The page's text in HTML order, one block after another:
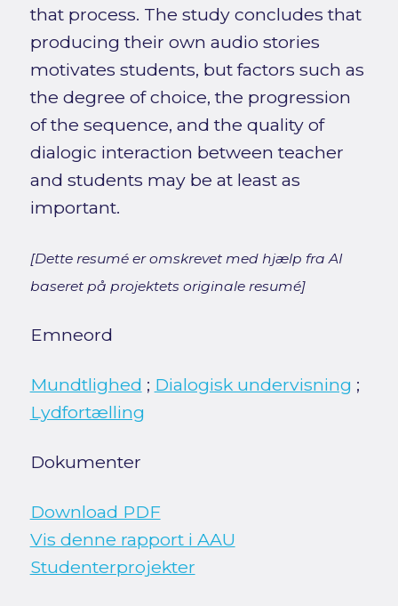
that process. The study concludes that
producing their own audio stories
motivates students, but factors such as
the degree of choice, the progression
of the sequence, and the quality of
dialogic interaction between teacher
and students may be at least as
important.
[Dette resumé er omskrevet med hjælp fra AI
baseret på projektets originale resumé]
Emneord
Mundtlighed ; Dialogisk undervisning ;
Lydfortælling
Dokumenter
Download PDF
Vis denne rapport i AAU
Studenterprojekter